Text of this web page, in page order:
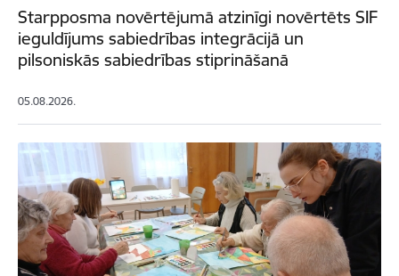
Starpposma novērtējumā atzinīgi novērtēts SIF
ieguldījums sabiedrības integrācijā un
pilsoniskās sabiedrības stiprināšanā
05.08.2026.